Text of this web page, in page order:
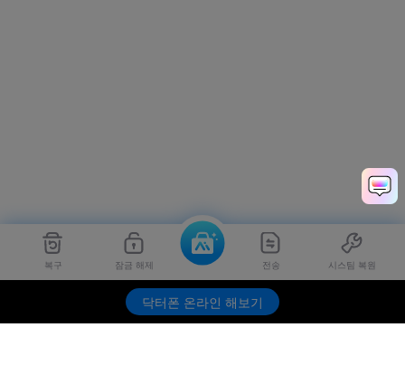
복구 잠금 해제 전송 시스팀 복원
닥터폰 온라인 해보기
Dr.Fone 무료 체험하기